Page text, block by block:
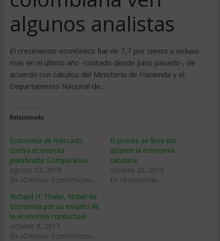
algunos analistas
El crecimiento económico fue de 7,7 por ciento o incluso
mas en el último año -contado desde junio pasado-, de
acuerdo con calculos del Ministerio de Hacienda y el
Departamento Nacional de…
Relacionado
Economía de mercado
contra economía
planificada. Comparativa
agosto 27, 2018
En «Ciencias Económicas»
El procés se lleva por
delante la economía
catalana
octubre 20, 2019
En «Economía»
Richard H. Thaler, Nobel de
Economía por su estudio de
la economía conductual
octubre 9, 2017
En «Ciencias Económicas»